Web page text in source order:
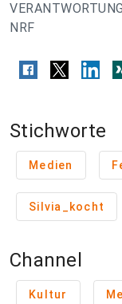
NRF
Stichworte
Medien
Silvia_kocht
Channel
Kultur